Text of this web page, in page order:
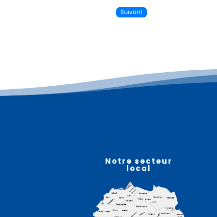
Suivant
Notre secteur
local